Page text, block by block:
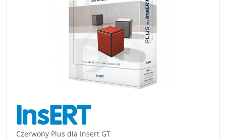
Czerwony Plus dla Insert GT